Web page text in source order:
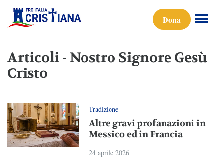
Dona
Articoli - Nostro Signore Gesù
Cristo
Tradizione
Altre gravi profanazioni in
Messico ed in Francia
24 aprile 2026